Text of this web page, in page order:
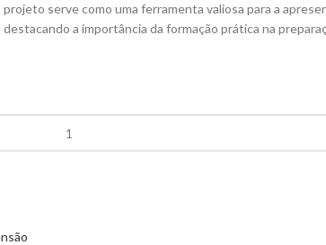
serve como uma ferramenta valiosa para a
a importância da formação prática na